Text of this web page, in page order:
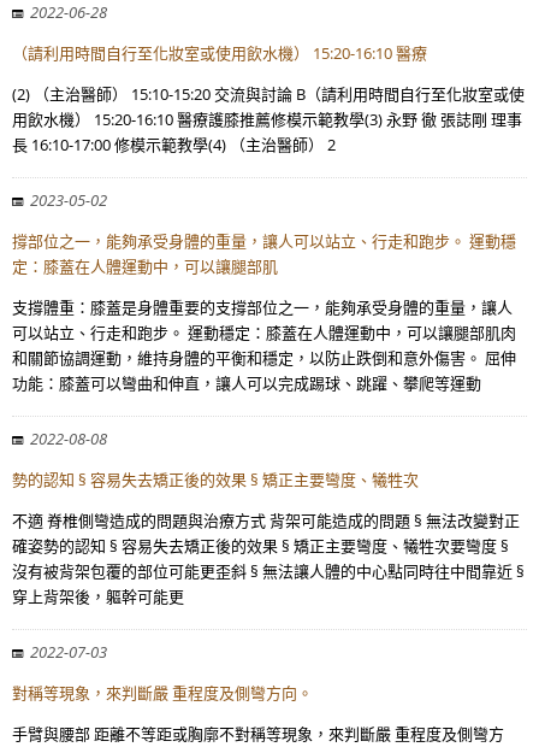
2022-06-28
（請利用時間自行至化妝室或使用飲水機） 15:20-16:10 醫療
(2) （主治醫師） 15:10-15:20 交流與討論 B（請利用時間自行至化妝室或使
用飲水機） 15:20-16:10 醫療護膝推薦修模示範教學(3) 永野 徹 張誌剛 理事
長 16:10-17:00 修模示範教學(4) （主治醫師） 2
2023-05-02
撐部位之一，能夠承受身體的重量，讓人可以站立、行走和跑步。 運動穩
定：膝蓋在人體運動中，可以讓腿部肌
支撐體重：膝蓋是身體重要的支撐部位之一，能夠承受身體的重量，讓人
可以站立、行走和跑步。 運動穩定：膝蓋在人體運動中，可以讓腿部肌肉
和關節協調運動，維持身體的平衡和穩定，以防止跌倒和意外傷害。 屈伸
功能：膝蓋可以彎曲和伸直，讓人可以完成踢球、跳躍、攀爬等運動
2022-08-08
勢的認知 § 容易失去矯正後的效果 § 矯正主要彎度、犧牲次
不適 脊椎側彎造成的問題與治療方式 背架可能造成的問題 § 無法改變對正
確姿勢的認知 § 容易失去矯正後的效果 § 矯正主要彎度、犧牲次要彎度 §
沒有被背架包覆的部位可能更歪斜 § 無法讓人體的中心點同時往中間靠近 §
穿上背架後，軀幹可能更
2022-07-03
對稱等現象，來判斷嚴 重程度及側彎方向。
手臂與腰部 距離不等距或胸廓不對稱等現象，來判斷嚴 重程度及側彎方